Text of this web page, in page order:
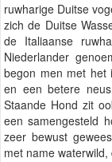
ruwharige Duitse
zich de Duitse
de Italiaanse
Niederlander
begon men met het
en een betere
Staande Hond zit
een samengesteld
zeer bewust
met name